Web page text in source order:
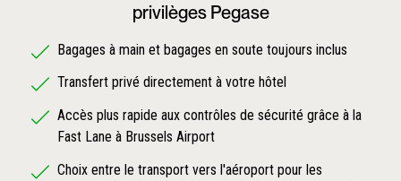
privilèges Pegase
Bagages à main et bagages en soute toujours inclus
Transfert privé directement à votre hôtel
Accès plus rapide aux contrôles de sécurité grâce à la
Fast Lane à Brussels Airport
Choix entre le transport vers l'aéroport pour les